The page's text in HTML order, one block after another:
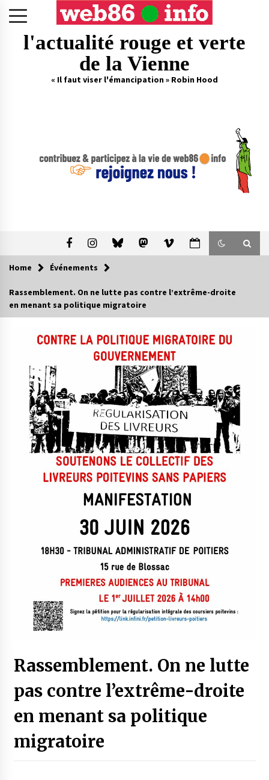
l'actualité rouge et verte
de la Vienne
« Il faut viser l'émancipation » Robin Hood
Home Événements
Rassemblement. On ne lutte pas contre l’extrême-droite
en menant sa politique migratoire
Rassemblement. On ne lutte
pas contre l’extrême-droite
en menant sa politique
migratoire